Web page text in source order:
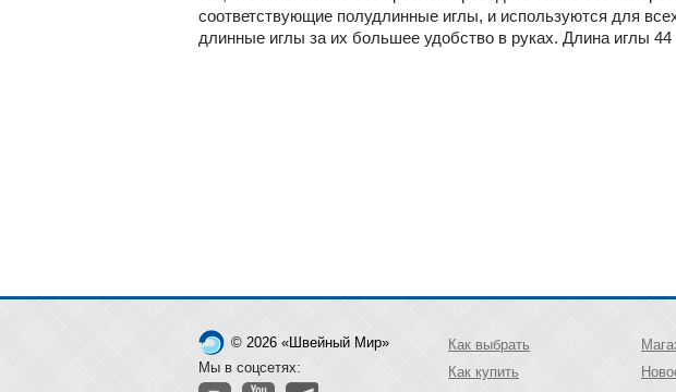
соответствующие полудлинные иглы, и используются для
длинные иглы за их большее удобство в руках. Длина иглы
© 2026 «Швейный Мир»
Мы в соцсетях:
Как выбрать
Как купить